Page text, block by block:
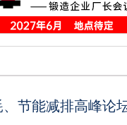
、节能减排高峰论